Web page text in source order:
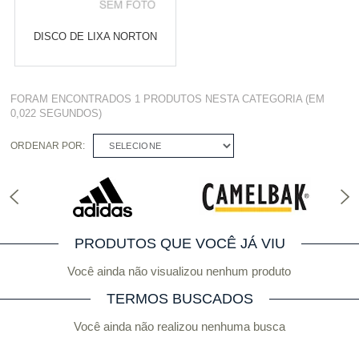
DISCO DE LIXA NORTON
Varejo: R$ 4.050,70
Atacado: R$ 2.550,90
10 x de R$ 255,09
Cat:LIXA
FORAM ENCONTRADOS 1 PRODUTOS NESTA CATEGORIA (EM
0,022 SEGUNDOS)
ORDENAR POR: SELECIONE
PRODUTOS QUE VOCÊ JÁ VIU
Você ainda não visualizou nenhum produto
TERMOS BUSCADOS
Você ainda não realizou nenhuma busca